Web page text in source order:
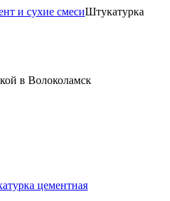
и сухие смесиШтукатурка
в Волоколамск